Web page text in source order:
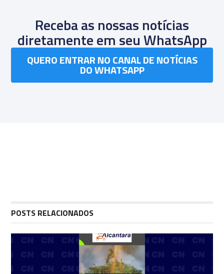
Receba as nossas notícias
diretamente em seu WhatsApp
QUERO ENTRAR NO CANAL DE NOTÍCIAS
DO WHATSAPP
POSTS RELACIONADOS